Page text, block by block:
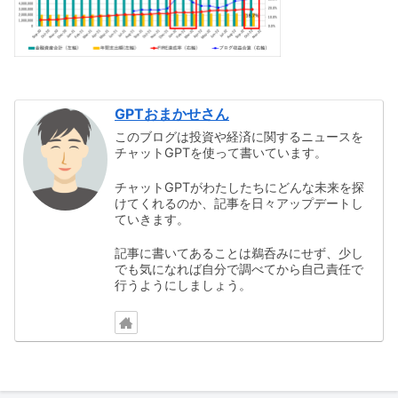
GPTおまかせさん
このブログは投資や経済に関するニュースを
チャットGPTを使って書いています。
チャットGPTがわたしたちにどんな未来を探
けてくれるのか、記事を日々アップデートし
ていきます。
記事に書いてあることは鵜呑みにせず、少し
でも気になれば自分で調べてから自己責任で
行うようにしましょう。